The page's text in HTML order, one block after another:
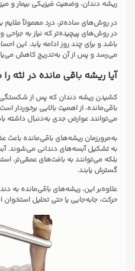
ریشه دندان، وضعیت فیزیکی بیمار و
در روش‌های ساده‌تر، درد معمولاً
در روش‌های پیچیده‌تر که نیاز به جراحی
می‌رسد و پس از آن به‌تدریج کاهش
آیا ریشه باقی مانده در لثه
کشیدن ریشه دندان که پس از شکستگی
باقی‌مانده، از اهمیت بالایی برخوردار
می‌توانند عوارض جدی به‌دنبال داشته
به‌مرورزمان ریشه‌های باقی‌مانده
به تشکیل آبسه‌های دندانی می‌شوند.
بلکه می‌توانند به بافت‌های عمقی‌تر،
گسترش یابند.
علاوه‌بر این، ریشه‌های باقی‌مانده به
حرکت، جابه‌جایی یا حتی تحلیل